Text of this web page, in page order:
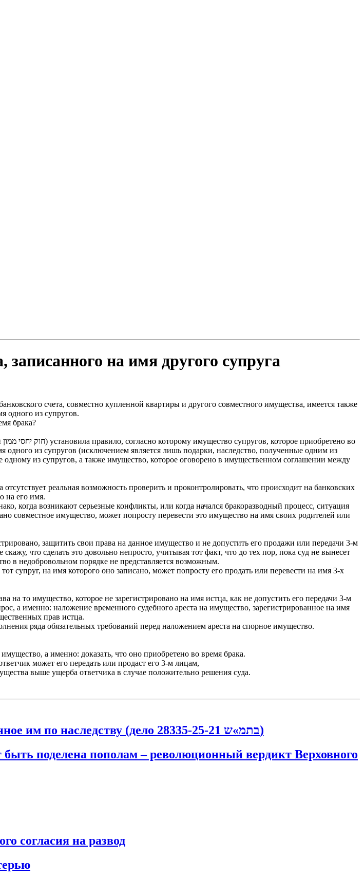
на имя другого супруга
счета, совместно купленной квартиры и другого совместного имущества, имеется также
одного из супругов.
брака?
одного из супругов (исключением является лишь подарки, наследство, полученные одним из
из супругов, а также имущество, которое оговорено в имущественном соглашении между
реальная возможность проверить и проконтролировать, что происходит на банковских
на его имя.
когда возникают серьезные конфликты, или когда начался бракоразводный процесс, ситуация
совместное имущество, может попросту перевести это имущество на имя своих родителей или
защитить свои права на данное имущество и не допустить его продажи или передачи 3-м
что сделать это довольно непросто, учитывая тот факт, что до тех пор, пока суд не вынесет
в недобровольном порядке не представляется возможным.
супруг, на имя которого оно записано, может попросту его продать или перевести на имя 3-х
то имущество, которое не зарегистрировано на имя истца, как не допустить его передачи 3-м
а именно: наложение временного судебного ареста на имущество, зарегистрированное на имя
прав истца.
ряда обязательных требований перед наложением ареста на спорное имущество.
а именно: доказать, что оно приобретено во время брака.
может его передать или продаст его 3-м лицам,
выше ущерба ответчика в случае положительно решения суда.
Развелась и получила права на имущество мужа, полученное им по наследству (дело בתמ»ש 28335-25-21)
поделена пополам – революционный вердикт Верховного
согласия на развод